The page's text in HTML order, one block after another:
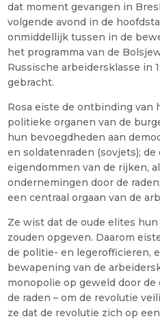
dat moment gevangen in
volgende avond in de
onmiddellijk tussen in de
het programma van de
Russische arbeidersklasse in
gebracht.
Rosa eiste de ontbinding van
politieke organen van de
hun bevoegdheden aan
en soldatenraden (sovjets);
eigendommen van de rijken,
ondernemingen door de
een centraal orgaan van de
Ze wist dat de oude elites
zouden opgeven. Daarom
de politie- en legerofficieren,
bewapening van de
monopolie op geweld door
de raden – om de revolutie
ze dat de revolutie zich op